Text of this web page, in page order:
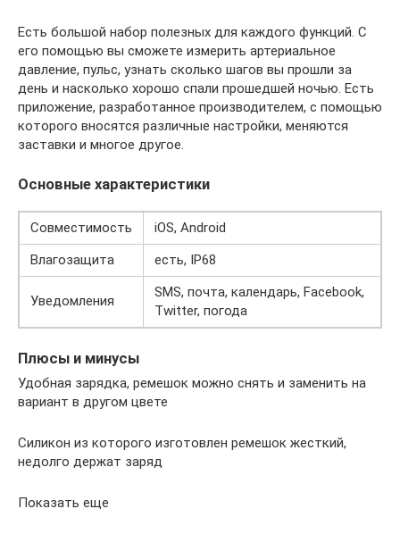
Есть большой набор полезных для каждого функций. С
его помощью вы сможете измерить артериальное
давление, пульс, узнать сколько шагов вы прошли за
день и насколько хорошо спали прошедшей ночью. Есть
приложение, разработанное производителем, с помощью
которого вносятся различные настройки, меняются
заставки и многое другое.
Основные характеристики
Совместимость
iOS, Android
Влагозащита
есть, IP68
Уведомления
SMS, почта, календарь, Facebook,
Twitter, погода
Плюсы и минусы
Удобная зарядка, ремешок можно снять и заменить на
вариант в другом цвете
Силикон из которого изготовлен ремешок жесткий,
недолго держат заряд
Показать еще